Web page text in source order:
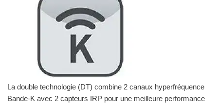
La double technologie (DT) combine 2 canaux hyperfréquence
Bande-K avec 2 capteurs IRP pour une meilleure performance